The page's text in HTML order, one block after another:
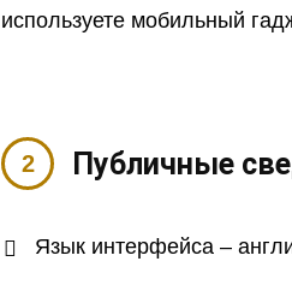
используете мобильный
Публичные
Язык интерфейса –